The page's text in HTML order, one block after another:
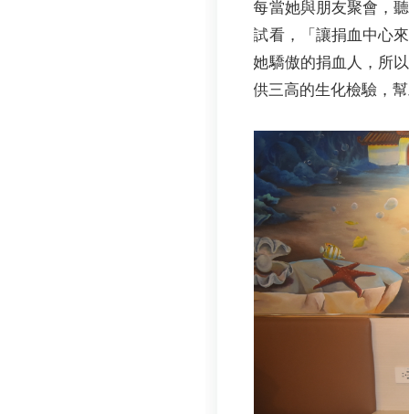
每當她與朋友聚會，
試看，「讓捐血中心
她驕傲的捐血人，所
供三高的生化檢驗，